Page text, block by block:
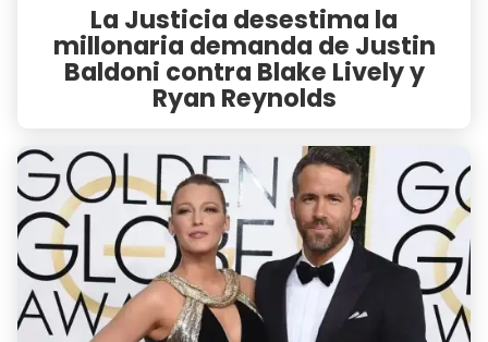
La Justicia desestima la
millonaria demanda de Justin
Baldoni contra Blake Lively y
Ryan Reynolds